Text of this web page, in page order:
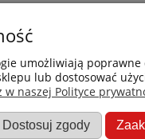
Nowości
Dane firmy
umożliwiają
lub dostosować
w naszej Polityce
Dostosuj zgody